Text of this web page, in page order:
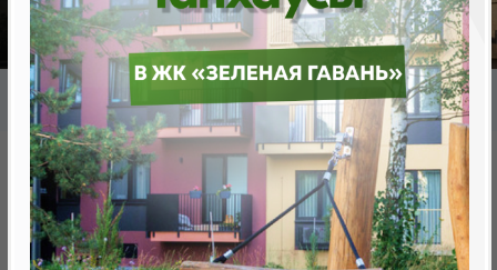
Главная База новостроек Минска «Минск Мир»
22.7 "София", квартал "Центральная Европа"
22.7 "София", квартал
"Центральная Европа"
нет в продаже